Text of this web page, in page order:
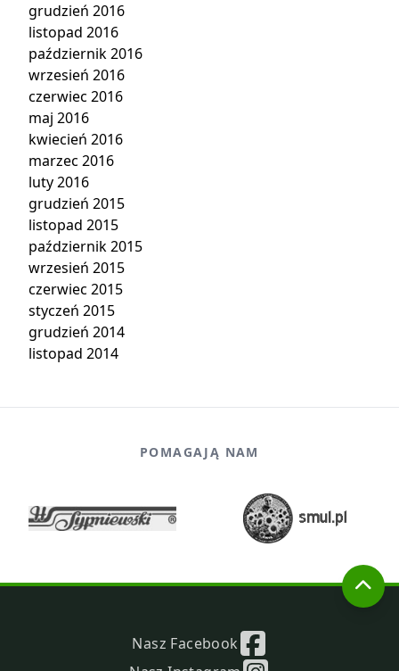
grudzień 2016
listopad 2016
październik 2016
wrzesień 2016
czerwiec 2016
maj 2016
kwiecień 2016
marzec 2016
luty 2016
grudzień 2015
listopad 2015
październik 2015
wrzesień 2015
czerwiec 2015
styczeń 2015
grudzień 2014
listopad 2014
POMAGAJĄ NAM
Nasz Facebook